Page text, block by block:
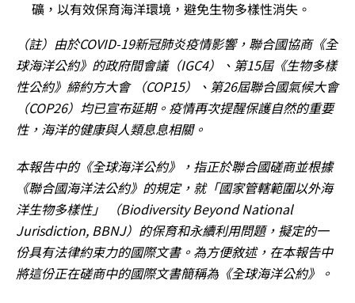
礦，以有效保育海洋環境，避免生物多樣性消失。
（註）由於COVID-19新冠肺炎疫情影響，聯合國協商《全
球海洋公約》的政府間會議（IGC4）、第15屆《生物多樣
性公約》締約方大會 （COP15）、第26屆聯合國氣候大會
（COP26）均已宣布延期。疫情再次提醒保護自然的重要
性，海洋的健康與人類息息相關。
本報告中的《全球海洋公約》，指正於聯合國磋商並根據
《聯合國海洋法公約》的規定，就「國家管轄範圍以外海
洋生物多樣性」 （Biodiversity Beyond National
Jurisdiction, BBNJ）的保育和永續利用問題，擬定的一
份具有法律約束力的國際文書。為方便敘述，在本報告中
將這份正在磋商中的國際文書簡稱為《全球海洋公約》。